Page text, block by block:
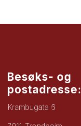
Besøks- og
postadresse:
Krambugata 6